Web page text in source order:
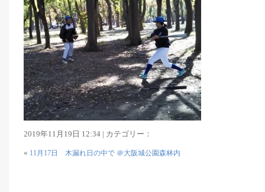
2019年11月19日 12:34 | カテゴリー：
« 11月17日 木漏れ日の中で ＠大阪城公園森林内